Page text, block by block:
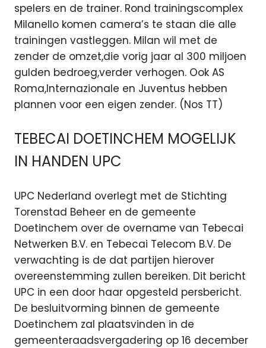
spelers en de trainer. Rond trainingscomplex
Milanello komen camera’s te staan die alle
trainingen vastleggen. Milan wil met de
zender de omzet,die vorig jaar al 300 miljoen
gulden bedroeg,verder verhogen. Ook AS
Roma,Internazionale en Juventus hebben
plannen voor een eigen zender. (Nos TT)
TEBECAI DOETINCHEM MOGELIJK
IN HANDEN UPC
UPC Nederland overlegt met de Stichting
Torenstad Beheer en de gemeente
Doetinchem over de overname van Tebecai
Netwerken B.V. en Tebecai Telecom B.V. De
verwachting is de dat partijen hierover
overeenstemming zullen bereiken. Dit bericht
UPC in een door haar opgesteld persbericht.
De besluitvorming binnen de gemeente
Doetinchem zal plaatsvinden in de
gemeenteraadsvergadering op 16 december